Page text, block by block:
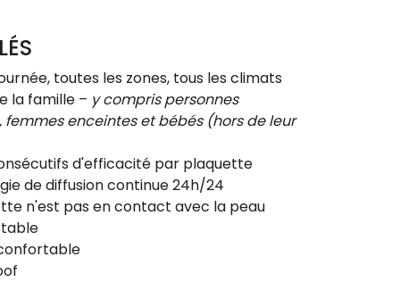
toutes les zones, tous les climats
la famille – y compris personnes
femmes enceintes et bébés (hors de leur
d'efficacité par plaquette
de diffusion continue 24h/24
n'est pas en contact avec la peau